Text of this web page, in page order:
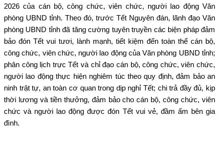
2026 của cán bộ, công chức, viên chức, người lao động Văn
phòng UBND tỉnh. Theo đó, trước Tết Nguyên đán, lãnh đạo Văn
phòng UBND tỉnh đã tăng cường tuyên truyền các biện pháp đảm
bảo đón Tết vui tươi, lành mạnh, tiết kiệm đến toàn thể cán bộ,
công chức, viên chức, người lao động của Văn phòng UBND tỉnh;
phân công lịch trực Tết và chỉ đạo cán bộ, công chức, viên chức,
người lao động thực hiện nghiêm túc theo quy định, đảm bảo an
ninh trật tự, an toàn cơ quan trong dịp nghỉ Tết; chi trả đầy đủ, kịp
thời lương và tiền thưởng, đảm bảo cho cán bộ, công chức, viên
chức và người lao động được đón Tết vui vẻ, đầm ấm bên gia
đình.